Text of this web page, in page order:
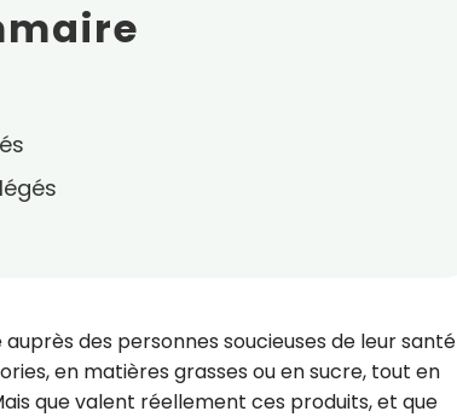
des personnes soucieuses de leur santé
en matières grasses ou en sucre, tout en
que valent réellement ces produits, et que